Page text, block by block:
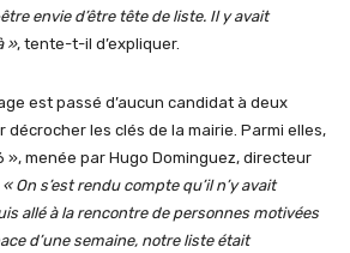
envie d’être tête de liste. Il y avait
», tente-t-il d’expliquer.
est passé d’aucun candidat à deux
décrocher les clés de la mairie. Parmi elles,
», menée par Hugo Dominguez, directeur
« On s’est rendu compte qu’il n’y avait
allé à la rencontre de personnes motivées
d’une semaine, notre liste était